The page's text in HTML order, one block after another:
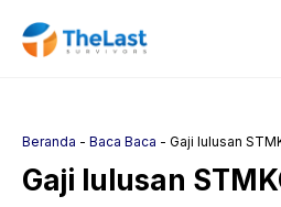
Beranda - Baca Baca - Gaji lulusan
Gaji lulusan